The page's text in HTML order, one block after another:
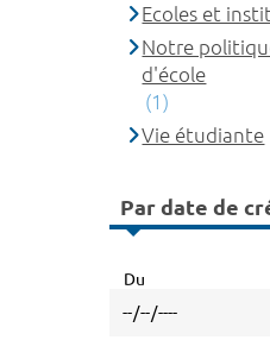
Ecoles et
Notre
d'école
(1)
Vie étudiante
Par date de
Du